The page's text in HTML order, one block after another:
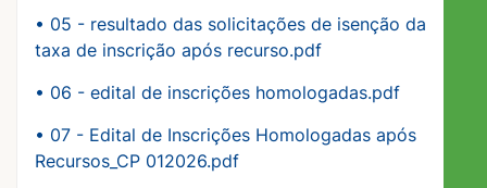
• 05 - resultado das solicitações de isenção da
taxa de inscrição após recurso.pdf
• 06 - edital de inscrições homologadas.pdf
• 07 - Edital de Inscrições Homologadas após
Recursos_CP 012026.pdf